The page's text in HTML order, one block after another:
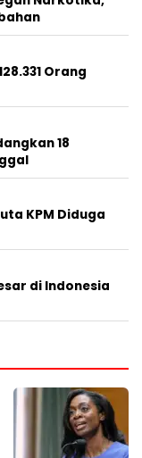
Orang
18
KPM Diduga
di Indonesia